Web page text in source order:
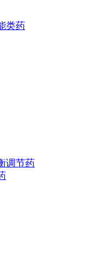
类药
调节药